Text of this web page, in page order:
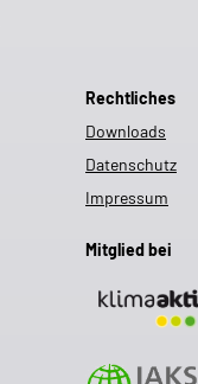
Rechtliches
Downloads
Datenschutz
Impressum
Mitglied bei